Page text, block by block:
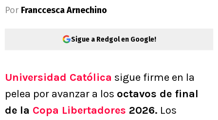
Por Franccesca Arnechino
Sigue a Redgol en Google!
Universidad Católica sigue firme en la
pelea por avanzar a los octavos de final
de la Copa Libertadores 2026. Los